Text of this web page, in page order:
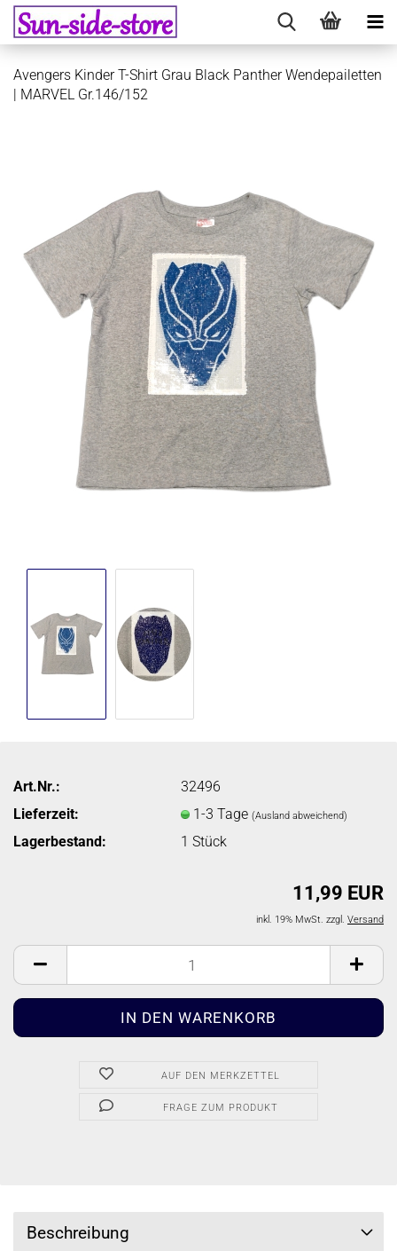
Avengers Kinder T-Shirt Grau Black Panther Wendepailetten
| MARVEL Gr.146/152
Art.Nr.:
32496
Lieferzeit:
1-3 Tage(Ausland abweichend)
Lagerbestand: 1Stück
11,99 EUR
inkl. 19% MwSt. zzgl. Versand
AUF DEN MERKZETTEL
FRAGE ZUM PRODUKT
Beschreibung